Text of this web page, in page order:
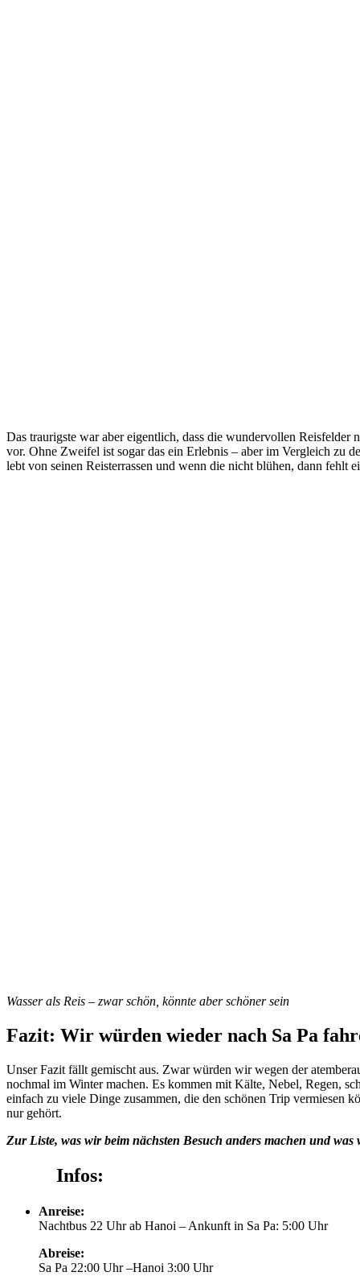
Das traurigste war aber eigentlich, dass die wundervollen Reisfelder
vor. Ohne Zweifel ist sogar das ein Erlebnis – aber im Vergleich zu
lebt von seinen Reisterrassen und wenn die nicht blühen, dann fehlt
Wasser als Reis – zwar schön, könnte aber schöner sein
Fazit: Wir würden wieder nach Sa Pa
Unser Fazit fällt gemischt aus. Zwar würden wir wegen der
nochmal im Winter machen. Es kommen mit Kälte, Nebel, Regen,
einfach zu viele Dinge zusammen, die den schönen Trip vermiesen
nur gehört.
Zur Liste, was wir beim nächsten Besuch anders machen und
Infos:
Anreise:
Nachtbus 22 Uhr ab Hanoi – Ankunft in Sa Pa: 5:00 Uhr
Abreise:
Sa Pa 22:00 Uhr –Hanoi 3:00 Uhr